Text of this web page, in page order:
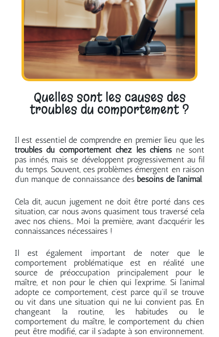
Quelles sont les causes des
troubles du comportement ?
Il est essentiel de comprendre en premier lieu que les
troubles du comportement chez les chiensne sont
pas innés, mais se développent progressivement au fil
du temps. Souvent, ces problèmes émergent en raison
d’un manque de connaissance des besoins de l’animal.
Cela dit, aucun jugement ne doit être porté dans ces
situation, car nous avons quasiment tous traversé cela
avec nos chiens… Moi la première, avant d’acquérir les
connaissances nécessaires !
Il est également important de noter que le
comportement problématique est en réalité une
source de préoccupation principalement pour le
maître, et non pour le chien qui l’exprime. Si l’animal
adopte ce comportement, c’est parce qu’il se trouve
ou vit dans une situation qui ne lui convient pas. En
changeant la routine, les habitudes ou le
comportement du maître, le comportement du chien
peut être modifié, car il s’adapte à son environnement.